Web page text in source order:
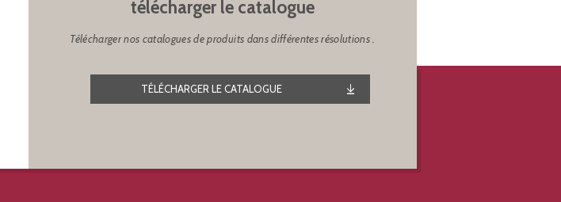
télécharger le catalogue
Télécharger nos catalogues de produits dans différentes résolutions .
TÉLÉCHARGER LE CATALOGUE